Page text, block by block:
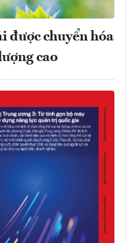
được chuyển hóa
cao